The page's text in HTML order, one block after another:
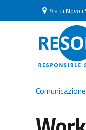
Via di
Comunicazione